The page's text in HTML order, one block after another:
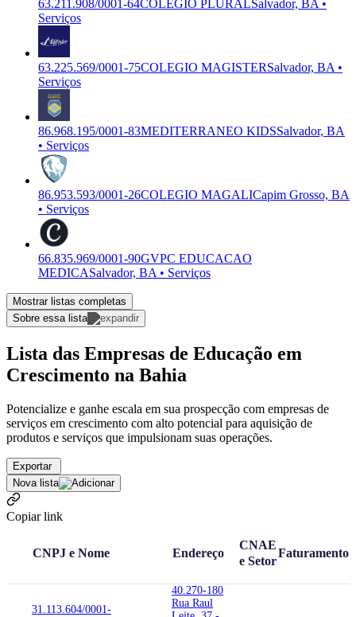
63.211.908/0001-64COLEGIO PLURALSalvador, BA •
Serviços
63.225.569/0001-75COLEGIO MAGISTERSalvador, BA •
Serviços
86.968.195/0001-83MEDITERRANEO KIDSSalvador, BA
• Serviços
86.953.593/0001-26COLEGIO MAGALICapim Grosso, BA
• Serviços
66.835.969/0001-90GVPC EDUCACAO
MEDICASalvador, BA • Serviços
Mostrar listas completas
Sobre essa lista
Lista das Empresas de Educação em
Crescimento na Bahia
Potencialize e ganhe escala em sua prospecção com empresas de
serviços em crescimento com alto potencial para aquisição de
produtos e serviços que impulsionam suas operações.
Exportar
Nova lista
Copiar link
CNPJ e Nome Endereço
CNAE
e Setor
Faturamento
31.113.604/0001-
40.270-180
Rua Raul